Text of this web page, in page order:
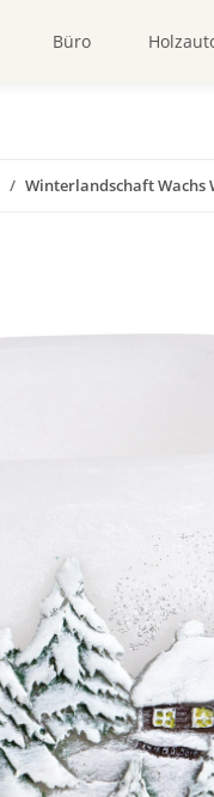
Büro
Winterlandschaft Wachs